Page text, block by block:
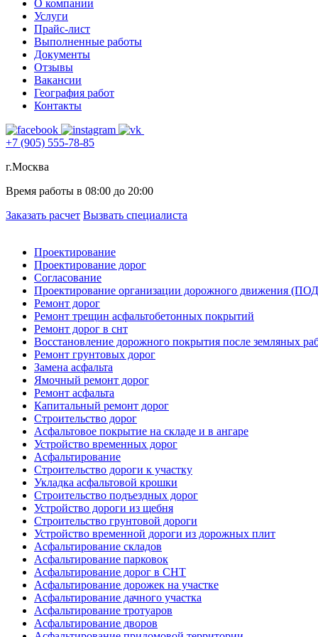
О компании
Услуги
Прайс-лист
Выполненные работы
Документы
Отзывы
Вакансии
География работ
Контакты
+7 (905) 555-78-85
г.Москва
Время работы в 08:00 до 20:00
Заказать расчет Вызвать специалиста
Проектирование
Проектирование дорог
Согласование
Проектирование организации дорожного движения
Ремонт дорог
Ремонт трещин асфальтобетонных покрытий
Ремонт дорог в снт
Восстановление дорожного покрытия после земляных
Ремонт грунтовых дорог
Замена асфальта
Ямочный ремонт дорог
Ремонт асфальта
Капитальный ремонт дорог
Строительство дорог
Асфальтовое покрытие на складе и в ангаре
Устройство временных дорог
Асфальтирование
Строительство дороги к участку
Укладка асфальтовой крошки
Строительство подъездных дорог
Устройство дороги из щебня
Строительство грунтовой дороги
Устройство временной дороги из дорожных плит
Асфальтирование складов
Асфальтирование парковок
Асфальтирование дорог в СНТ
Асфальтирование дорожек на участке
Асфальтирование дачного участка
Асфальтирование тротуаров
Асфальтирование дворов